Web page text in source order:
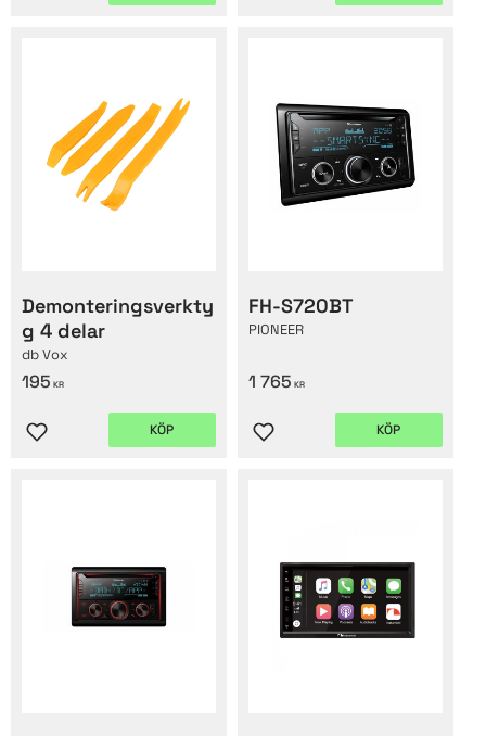
Demonteringsverkty
g 4 delar
db Vox
195 KR
Lägg till i favoriter
KÖP
FH-S720BT
PIONEER
1 765 KR
Lägg till i favoriter
KÖP